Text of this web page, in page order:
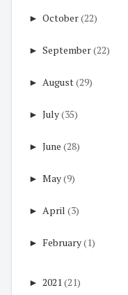
► October(22)
► September(22)
► August(29)
► July(35)
► June (28)
► May(9)
► April (3)
► February(1)
► 2021 (21)